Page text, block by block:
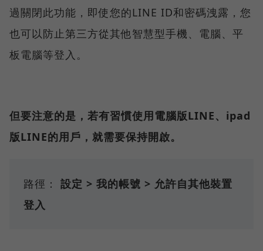
過關閉此功能，即使您的LINE ID和密碼洩露，您
也可以防止第三方從其他智慧型手機、電腦、平
板電腦等登入。
但要注意的是，若有習慣使用電腦版LINE、ipad
版LINE的用戶，就需要保持開啟。
路徑： 設定 > 我的帳號 > 允許自其他裝置
登入